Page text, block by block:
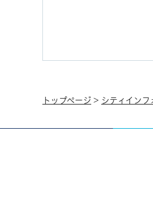
トップページ > シティインフ